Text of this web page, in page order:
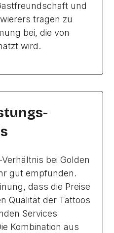
und
tragen zu
bei, die von
wird.
bei Golden
gut empfunden.
dass die Preise
Qualität der Tattoos
Services
Kombination aus